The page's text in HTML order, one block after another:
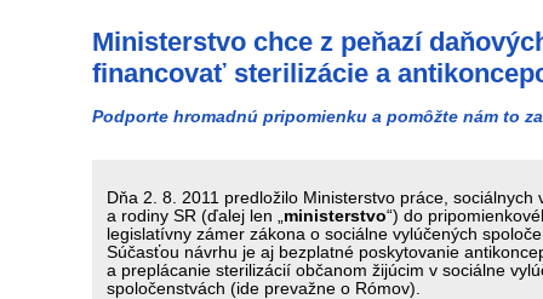
Ministerstvo chce z peňazí
financovať sterilizácie a
Podporte hromadnú pripomienku a pomôžte nám to
Dňa 2. 8. 2011 predložilo Ministerstvo práce, sociálnych
a rodiny SR (ďalej len „ ministerstvo“) do
legislatívny zámer zákona o sociálne vylúčených
Súčasťou návrhu je aj bezplatné poskytovanie
a preplácanie sterilizácií občanom žijúcim v sociálne
spoločenstvách (ide prevažne o Rómov).